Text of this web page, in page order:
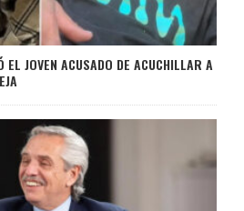
EL JOVEN ACUSADO DE ACUCHILLAR A